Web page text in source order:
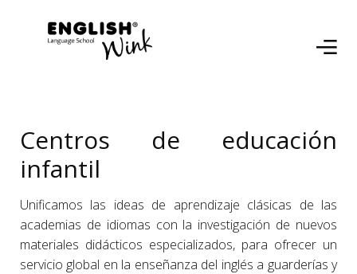
Centros de educación
infantil
Unificamos las ideas de aprendizaje clásicas de las
academias de idiomas con la investigación de nuevos
materiales didácticos especializados, para ofrecer un
servicio global en la enseñanza del inglés a guarderías y